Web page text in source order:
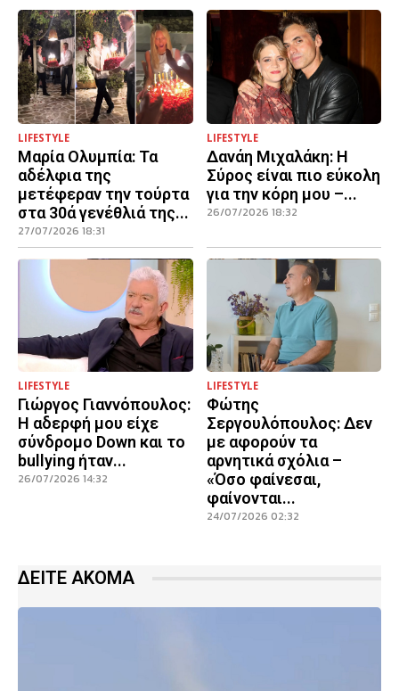
LIFESTYLE
Μαρία Ολυμπία: Τα
αδέλφια της
μετέφεραν την τούρτα
στα 30ά γενέθλιά της...
27/07/2026 18:31
LIFESTYLE
Δανάη Μιχαλάκη: Η
Σύρος είναι πιο εύκολη
για την κόρη μου –...
26/07/2026 18:32
LIFESTYLE
Γιώργος Γιαννόπουλος:
Η αδερφή μου είχε
σύνδρομο Down και το
bullying ήταν...
26/07/2026 14:32
LIFESTYLE
Φώτης
Σεργουλόπουλος: Δεν
με αφορούν τα
αρνητικά σχόλια –
«Όσο φαίνεσαι,
φαίνονται...
24/07/2026 02:32
ΔΕΙΤΕ ΑΚΟΜΑ